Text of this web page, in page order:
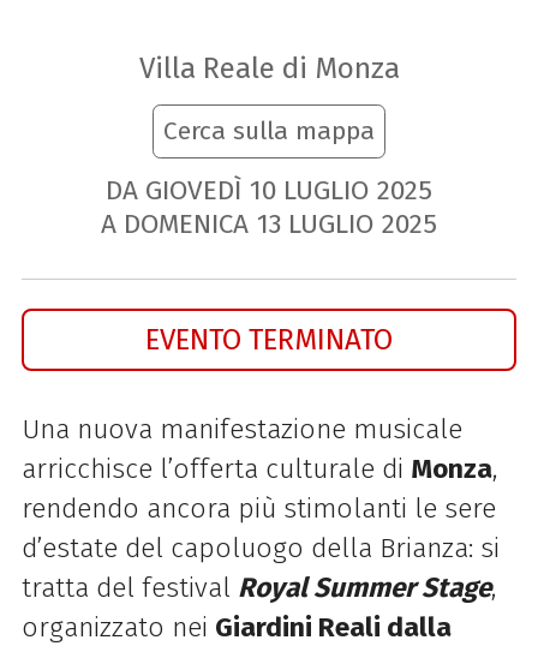
Villa Reale di Monza
Cerca sulla mappa
DA GIOVEDÌ 10 LUGLIO 2025
A DOMENICA 13 LUGLIO 2025
EVENTO TERMINATO
Una nuova manifestazione musicale
arricchisce l’offerta culturale di Monza,
rendendo ancora più stimolanti le sere
d’estate del capoluogo della Brianza: si
tratta del festival Royal Summer Stage,
organizzato nei Giardini Reali dalla